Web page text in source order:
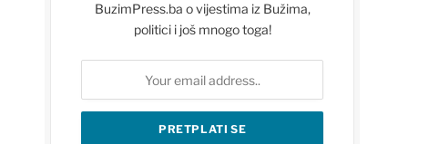
BuzimPress.ba o vijestima iz Bužima,
politici i još mnogo toga!